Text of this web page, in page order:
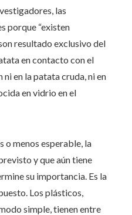
las
porque “existen
resultado exclusivo del
en contacto con el
en la patata cruda, ni en
en vidrio en el
o menos esperable, la
y que aún tiene
su importancia. Es la
Los plásticos,
simple, tienen entre